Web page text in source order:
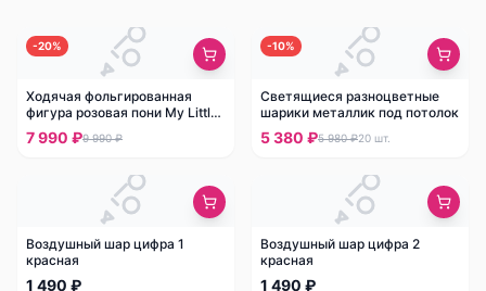
-20%
Ходячая фольгированная
фигура розовая пони My Little
Pony
7 990 ₽9 990 ₽
-10%
Светящиеся разноцветные
шарики металлик под потолок
5 380 ₽5 980 ₽20 шт.
Воздушный шар цифра 1
красная
1 490 ₽
Воздушный шар цифра 2
красная
1 490 ₽